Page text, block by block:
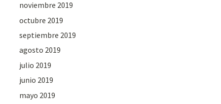
noviembre 2019
octubre 2019
septiembre 2019
agosto 2019
julio 2019
junio 2019
mayo 2019